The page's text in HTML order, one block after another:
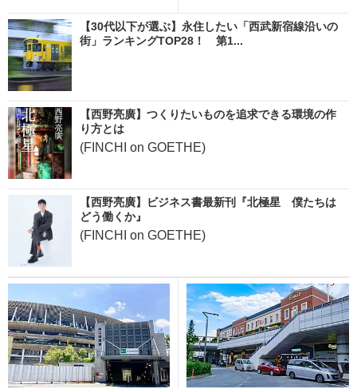
【30代以下が選ぶ】永住したい「西武新宿線沿いの
街」ランキングTOP28！ 第1...
【西野亮廣】つくりたいものを追求できる環境の作
り方とは
(FINCHI on GOETHE)
【西野亮廣】ビジネス書最新刊『北極星 僕たちは
どう働くか』
(FINCHI on GOETHE)